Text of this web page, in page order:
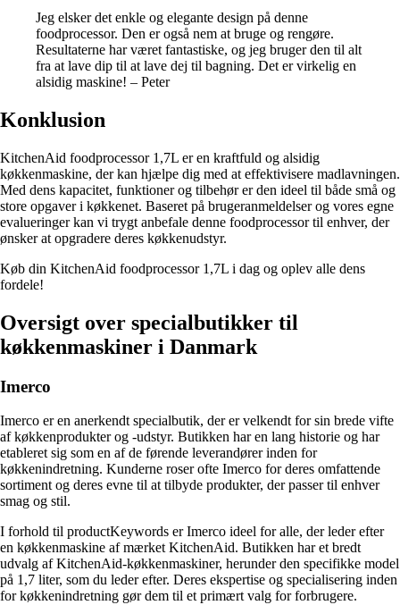
Jeg elsker det enkle og elegante design på denne
foodprocessor. Den er også nem at bruge og rengøre.
Resultaterne har været fantastiske, og jeg bruger den til alt
fra at lave dip til at lave dej til bagning. Det er virkelig en
alsidig maskine! – Peter
Konklusion
KitchenAid foodprocessor 1,7L er en kraftfuld og alsidig
køkkenmaskine, der kan hjælpe dig med at effektivisere madlavningen.
Med dens kapacitet, funktioner og tilbehør er den ideel til både små og
store opgaver i køkkenet. Baseret på brugeranmeldelser og vores egne
evalueringer kan vi trygt anbefale denne foodprocessor til enhver, der
ønsker at opgradere deres køkkenudstyr.
Køb din KitchenAid foodprocessor 1,7L i dag og oplev alle dens
fordele!
Oversigt over specialbutikker til
køkkenmaskiner i Danmark
Imerco
Imerco er en anerkendt specialbutik, der er velkendt for sin brede vifte
af køkkenprodukter og -udstyr. Butikken har en lang historie og har
etableret sig som en af ​​de førende leverandører inden for
køkkenindretning. Kunderne roser ofte Imerco for deres omfattende
sortiment og deres evne til at tilbyde produkter, der passer til enhver
smag og stil.
I forhold til productKeywords er Imerco ideel for alle, der leder efter
en køkkenmaskine af mærket KitchenAid. Butikken har et bredt
udvalg af KitchenAid-køkkenmaskiner, herunder den specifikke model
på 1,7 liter, som du leder efter. Deres ekspertise og specialisering inden
for køkkenindretning gør dem til et primært valg for forbrugere.